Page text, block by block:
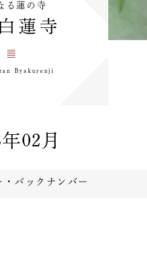
る蓮の寺
白蓮寺
Byakurenji
02月
・バックナンバー